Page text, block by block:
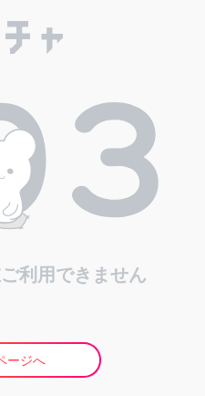
利用できません